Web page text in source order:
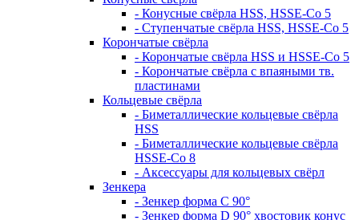
- Конусные свёрла HSS, HSSE-Co 5
- Ступенчатые свёрла HSS, HSSE-Co 5
Корончатые свёрла
- Корончатые свёрла HSS и HSSE-Co 5
- Корончатые свёрла с впаяными тв.
пластинами
Кольцевые свёрла
- Биметаллические кольцевые свёрла
HSS
- Биметаллические кольцевые свёрла
HSSE-Co 8
- Аксессуары для кольцевых свёрл
Зенкера
- Зенкер форма С 90°
- Зенкер форма D 90° хвостовик конус